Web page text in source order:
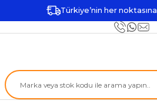
Türkiye’nin her noktasına